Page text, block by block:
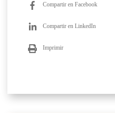
Compartir en Facebook
Compartir en LinkedIn
Imprimir